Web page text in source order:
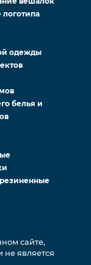
одежды
белья и
сайте,
не является